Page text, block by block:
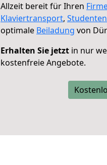
Allzeit bereit für Ihren
Klaviertransport,
optimale Beiladung von
Erhalten Sie jetzt in nur
kostenfreie Angebote.